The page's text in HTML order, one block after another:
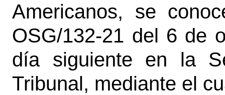
Americanos, se
OSG/132-21 del 6 de
día siguiente en la
Tribunal, mediante el